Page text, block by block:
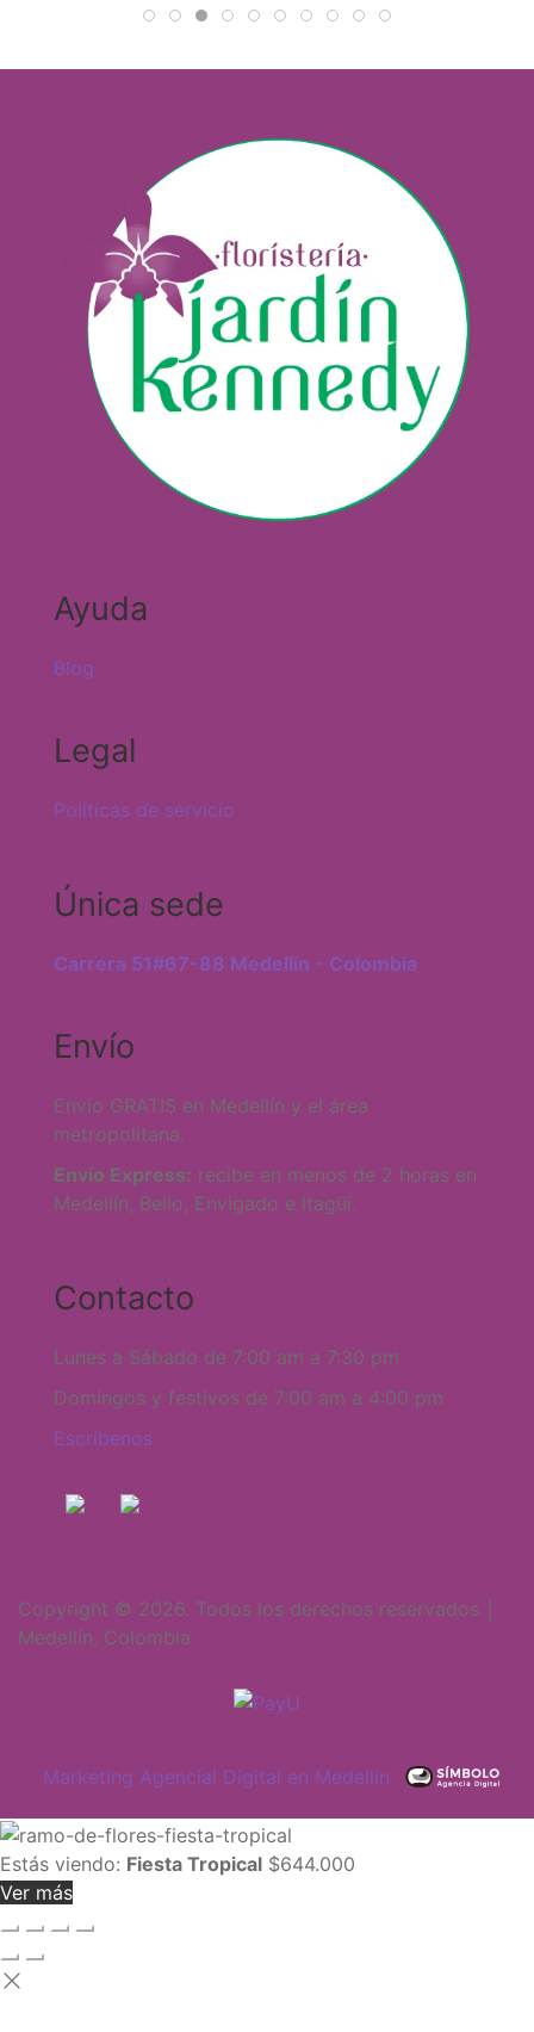
Ayuda
Blog
Legal
Políticas de servicio
Única sede
Carrera 51#67-88 Medellin - Colombia
Envío
Envío GRATIS en Medellín y el área
metropolitana.
Envío Express: recibe en menos de 2 horas en
Medellín, Bello, Envigado e Itagüí.
Contacto
Lunes a Sábado de 7:00 am a 7:30 pm
Domingos y festivos de 7:00 am a 4:00 pm
Escríbenos
Copyright © 2026. Todos los derechos reservados │
Medellín, Colombia
Marketing Agencial Digital en Medellín
Estás viendo: Fiesta Tropical $644.000
Ver más